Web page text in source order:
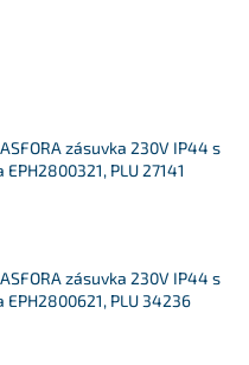
zásuvka 230V IP44 s
PLU 27141
zásuvka 230V IP44 s
PLU 34236